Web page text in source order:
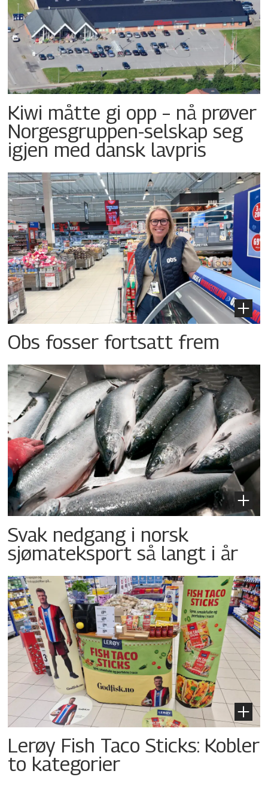
Kiwi måtte gi opp – nå prøver
Norgesgruppen-selskap seg
igjen med dansk lavpris
Obs fosser fortsatt frem
Svak nedgang i norsk
sjømateksport så langt i år
Lerøy Fish Taco Sticks: Kobler
to kategorier